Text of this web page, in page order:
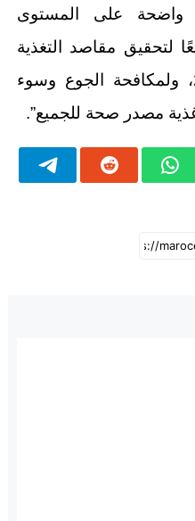
واضحة على المستوى
لتحقيق مقاصد التغذية
العالمية بحلول سنة 2030، ولمكافحة الجوع وسوء
مصدر صحة للجميع”.